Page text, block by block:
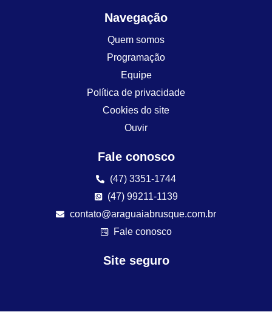
Navegação
Quem somos
Programação
Equipe
Política de privacidade
Cookies do site
Ouvir
Fale conosco
(47) 3351-1744
(47) 99211-1139
contato@araguaiabrusque.com.br
Fale conosco
Site seguro